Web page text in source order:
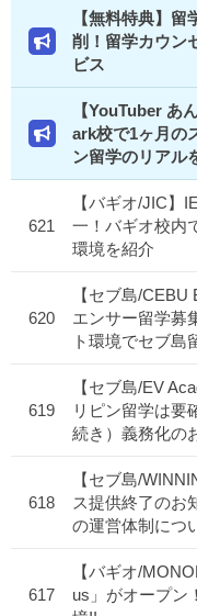
【無料特典】
削！留学カウン
ビス
【YouTuber あ
ark校で1ヶ月の
ン留学のリアル
621
【バギオ/JIC】
一！バギオ校内
環境を紹介
620
【セブ島/
エンサー留学募
ト環境でセブ島
619
【セブ島/EV
リピン留学は要
続き）義務化の
618
【セブ島/
ス提供終了のお
の運営体制につ
617
【バギオ/
us」がオープン